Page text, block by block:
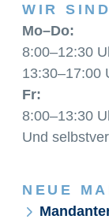
WIR
Mo–Do:
8:00–12:30
13:30–17:00
Fr:
8:00–13:30
Und
NEUE